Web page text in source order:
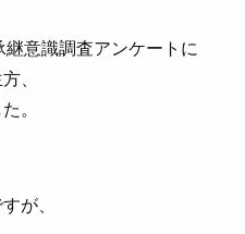
意識調査アンケートに
、
。
が、